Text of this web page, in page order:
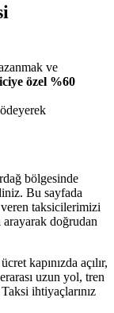
ve
özel %60
bölgesinde
Bu sayfada
taksicilerimizi
arayarak doğrudan
kapınızda açılır,
uzun yol, tren
ihtiyaçlarınız